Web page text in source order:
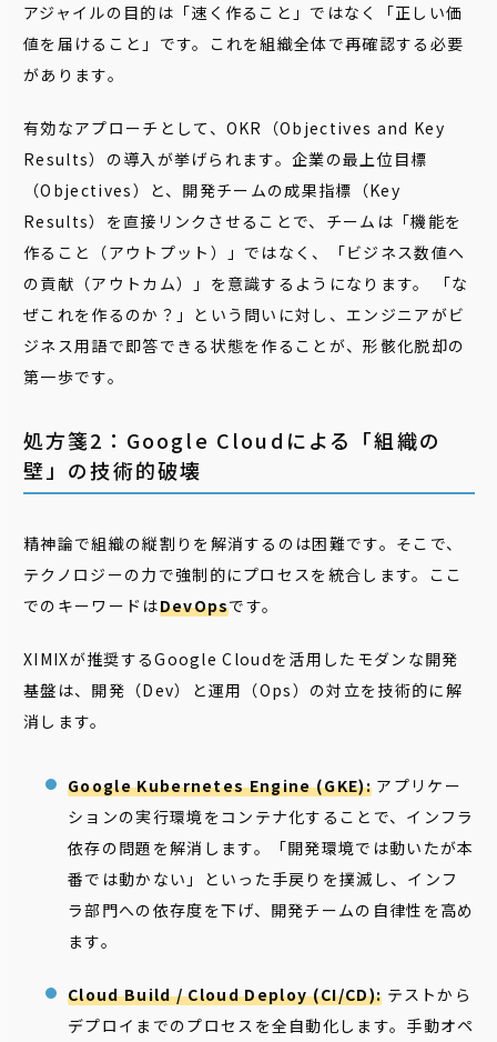
アジャイルの目的は「速く作ること」ではなく「正しい価
値を届けること」です。これを組織全体で再確認する必要
があります。
有効なアプローチとして、OKR（Objectives and Key
Results）の導入が挙げられます。企業の最上位目標
（Objectives）と、開発チームの成果指標（Key
Results）を直接リンクさせることで、チームは「機能を
作ること（アウトプット）」ではなく、「ビジネス数値へ
の貢献（アウトカム）」を意識するようになります。 「な
ぜこれを作るのか？」という問いに対し、エンジニアがビ
ジネス用語で即答できる状態を作ることが、形骸化脱却の
第一歩です。
処方箋2：Google Cloudによる「組織の
壁」の技術的破壊
精神論で組織の縦割りを解消するのは困難です。そこで、
テクノロジーの力で強制的にプロセスを統合します。ここ
でのキーワードはDevOpsです。
XIMIXが推奨するGoogle Cloudを活用したモダンな開発
基盤は、開発（Dev）と運用（Ops）の対立を技術的に解
消します。
Google Kubernetes Engine (GKE):アプリケー
ションの実行環境をコンテナ化することで、インフラ
依存の問題を解消します。「開発環境では動いたが本
番では動かない」といった手戻りを撲滅し、インフ
ラ部門への依存度を下げ、開発チームの自律性を高め
ます。
Cloud Build / Cloud Deploy (CI/CD): テストから
デプロイまでのプロセスを全自動化します。手動オペ